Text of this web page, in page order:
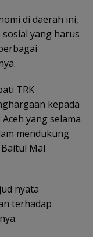
di daerah ini,
yang harus
TRK
kepada
yang selama
mendukung
Mal
nyata
terhadap